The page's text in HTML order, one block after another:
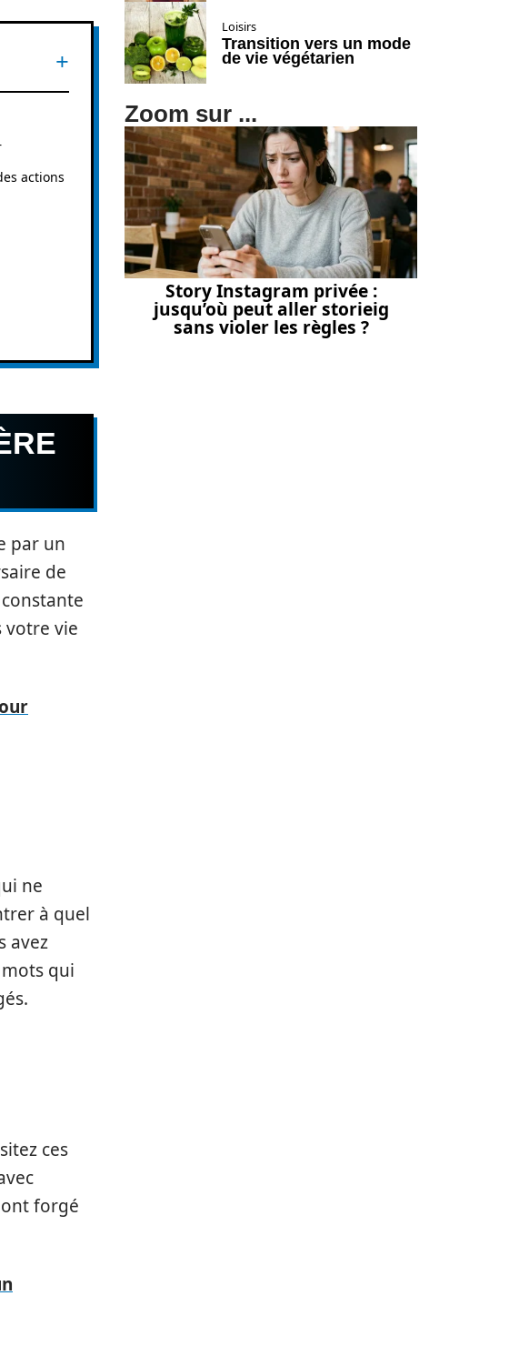
actions
par un
de
votre vie
ne
à quel
avez
qui
ces
forgé
Loisirs
Transition vers un mode
de vie végétarien
Zoom sur ...
Story Instagram privée :
jusqu’où peut aller storieig
sans violer les règles ?